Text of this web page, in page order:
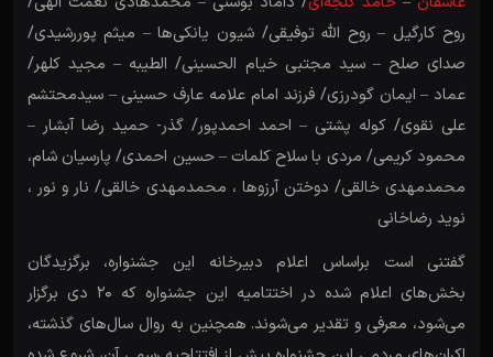
روح کارگیل – روح الله توفیقی/ شیون یانکی‌ها – میثم پوررشیدی/
صدای صلح – سید مجتبی خیام الحسینی/ الطیبه – مجید کلهر/
عماد – ایمان گودرزی/ فرزند امام علامه عارف حسینی – سیدمحتشم
علی نقوی/ کوله پشتی – احمد احمدپور/ گذر- حمید رضا آبشار –
محمود کریمی/ مردی با سلاح کلمات – حسین احمدی/ پارسیان شام،
محمدمهدی خالقی/ دوختن آرزوها ، محمدمهدی خالقی/ نار و نور ،
نوید رضاخانی
گفتنی است براساس اعلام دبیرخانه این جشنواره، برگزیدگان
بخش‌های اعلام شده در اختتامیه این جشنواره که ۲۰ دی برگزار
می‌شود، معرفی و تقدیر می‌شوند. همچنین به روال سال‌های گذشته،